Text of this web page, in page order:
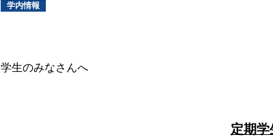
学内情報
学生のみなさんへ
定期